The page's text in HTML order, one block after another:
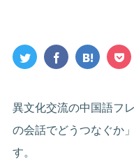
異文化交流の中国語フ
の会話でどうつなぐか
す。